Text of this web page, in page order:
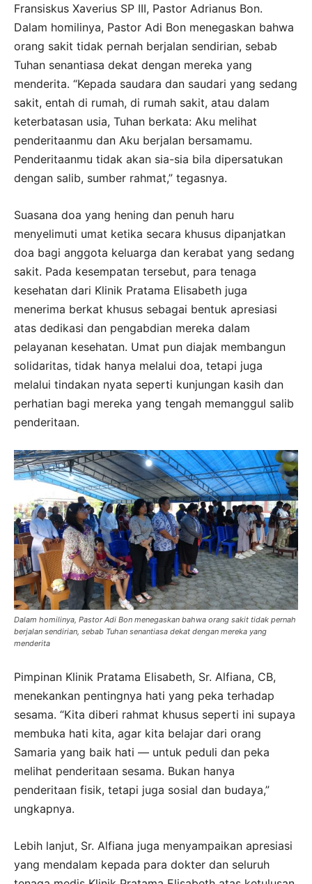
Fransiskus Xaverius SP III, Pastor Adrianus Bon.
Dalam homilinya, Pastor Adi Bon menegaskan bahwa
orang sakit tidak pernah berjalan sendirian, sebab
Tuhan senantiasa dekat dengan mereka yang
menderita. “Kepada saudara dan saudari yang sedang
sakit, entah di rumah, di rumah sakit, atau dalam
keterbatasan usia, Tuhan berkata: Aku melihat
penderitaanmu dan Aku berjalan bersamamu.
Penderitaanmu tidak akan sia-sia bila dipersatukan
dengan salib, sumber rahmat,” tegasnya.
Suasana doa yang hening dan penuh haru
menyelimuti umat ketika secara khusus dipanjatkan
doa bagi anggota keluarga dan kerabat yang sedang
sakit. Pada kesempatan tersebut, para tenaga
kesehatan dari Klinik Pratama Elisabeth juga
menerima berkat khusus sebagai bentuk apresiasi
atas dedikasi dan pengabdian mereka dalam
pelayanan kesehatan. Umat pun diajak membangun
solidaritas, tidak hanya melalui doa, tetapi juga
melalui tindakan nyata seperti kunjungan kasih dan
perhatian bagi mereka yang tengah memanggul salib
penderitaan.
Dalam homilinya, Pastor Adi Bon menegaskan bahwa orang sakit tidak pernah
berjalan sendirian, sebab Tuhan senantiasa dekat dengan mereka yang
menderita
Pimpinan Klinik Pratama Elisabeth, Sr. Alfiana, CB,
menekankan pentingnya hati yang peka terhadap
sesama. “Kita diberi rahmat khusus seperti ini supaya
membuka hati kita, agar kita belajar dari orang
Samaria yang baik hati — untuk peduli dan peka
melihat penderitaan sesama. Bukan hanya
penderitaan fisik, tetapi juga sosial dan budaya,”
ungkapnya.
Lebih lanjut, Sr. Alfiana juga menyampaikan apresiasi
yang mendalam kepada para dokter dan seluruh